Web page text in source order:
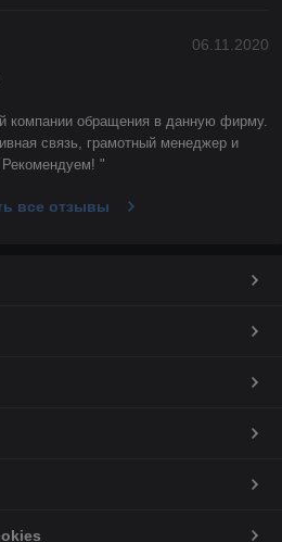
06.11.2020
компании обращения в данную фирму.
связь, грамотный менеджер и
Рекомендуем! "
все отзывы